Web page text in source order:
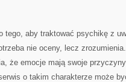
tego, aby traktować psychikę z
nie oceny, lecz
że emocje mają swoje
o takim charakterze może